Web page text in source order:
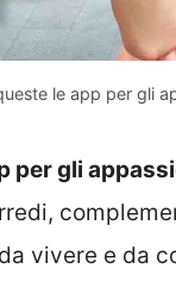
le app per gli
per gli
vivere e da